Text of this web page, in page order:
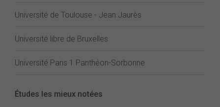
Université de Toulouse - Jean Jaurès
Université libre de Bruxelles
Université Paris 1 Panthéon-Sorbonne
Études les mieux notées